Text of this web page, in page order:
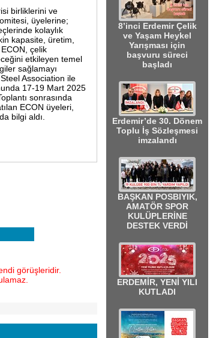
birliklerini ve
üyelerine;
kolaylık
kapasite, üretim,
çelik
etkileyen temel
sağlamayı
Steel Association ile
17-19 Mart 2025
sonrasında
ECON üyeleri,
bilgi aldı.
görüşleridir.
8’inci Erdemir Çelik
ve Yaşam Heykel
Yarışması için
başvuru süreci
başladı
Erdemir’de 30. Dönem
Toplu İş Sözleşmesi
imzalandı
BAŞKAN POSBIYIK,
AMATÖR SPOR
KULÜPLERİNE
DESTEK VERDİ
ERDEMİR, YENİ YILI
KUTLADI